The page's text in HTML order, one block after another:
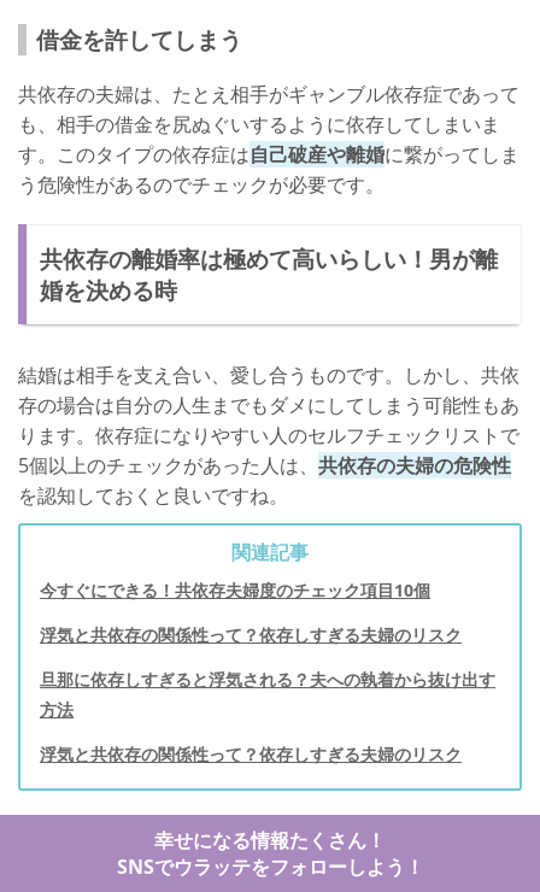
借金を許してしまう
共依存の夫婦は、たとえ相手がギャンブル依存症であって
も、相手の借金を尻ぬぐいするように依存してしまいま
す。このタイプの依存症は自己破産や離婚に繋がってしま
う危険性があるのでチェックが必要です。
共依存の離婚率は極めて高いらしい！男が離
婚を決める時
結婚は相手を支え合い、愛し合うものです。しかし、共依
存の場合は自分の人生までもダメにしてしまう可能性もあ
ります。依存症になりやすい人のセルフチェックリストで
5個以上のチェックがあった人は、 共依存の夫婦の危険性
を認知しておくと良いですね。
関連記事
今すぐにできる！共依存夫婦度のチェック項目10個
浮気と共依存の関係性って？依存しすぎる夫婦のリスク
旦那に依存しすぎると浮気される？夫への執着から抜け出す
方法
浮気と共依存の関係性って？依存しすぎる夫婦のリスク
幸せになる情報たくさん！
SNSでウラッテをフォローしよう！